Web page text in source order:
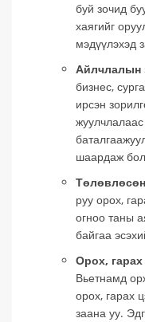
буй зочид
хаягийг
мэдүүлэхэд
Айлчлалын
бизнес,
ирсэн
шаардаж
руу орох,
огноо таны
байгаа
Орох,
Вьетнамд
орох, гарах
заана уу.